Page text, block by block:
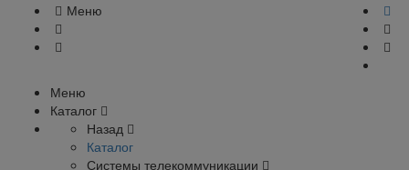
Меню
Меню
Каталог
Назад
Каталог
Системы телекоммуникации